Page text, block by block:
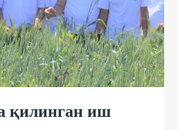
қилинган иш